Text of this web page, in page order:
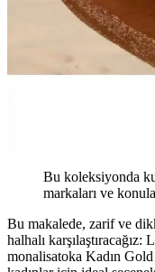
Bu koleksiyonda
markaları ve
Bu makalede, zarif ve
halhalı
monalisatoka Kadın